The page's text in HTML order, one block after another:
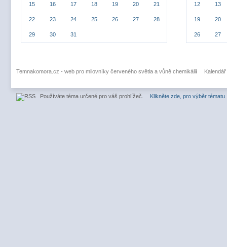
15 16 17 18 19 20 21
22 23 24 25 26 27 28
29 30 31
12 13
19 20
26 27
Temnakomora.cz - web pro milovníky červeného světla a vůně chemikálií Kalendář
Používáte téma určené pro váš prohlížeč. Klikněte zde, pro výběr tématu